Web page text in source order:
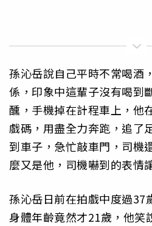
孫沁岳說自己平時不常喝酒
係，印象中這輩子沒有喝到
醺，手機掉在計程車上，他
戲碼，用盡全力奔跑，追了
到車子，急忙敲車門，司機
麼又是他，司機嚇到的表情
孫沁岳日前在拍戲中度過37
身體年齡竟然才21歲，他笑